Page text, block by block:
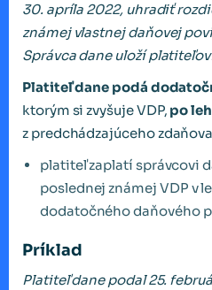
30. apríla 2022, uhradiť
známej vlastnej daňovej
Správca dane uloží
Platiteľ dane podá
ktorým si zvyšuje VDP, po
z predchádzajúceho
platiteľ zaplatí správcovi
poslednej známej VDP v
dodatočného daňového
Príklad
Platiteľ dane podal 25.